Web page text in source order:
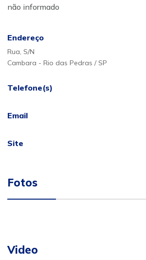
não informado
Endereço
Rua, S/N
Cambara - Rio das Pedras / SP
Telefone(s)
Email
Site
Fotos
Video